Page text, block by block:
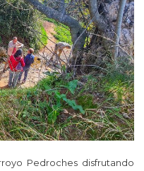
Pedroches disfrutando